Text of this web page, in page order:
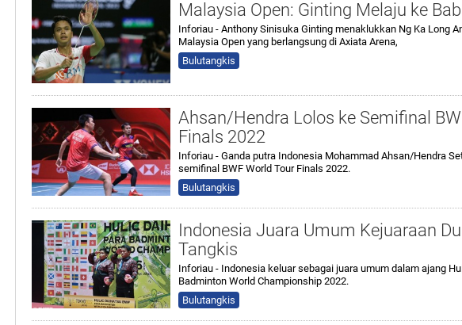
Malaysia Open: Ginting Melaju ke
Inforiau - Anthony Sinisuka Ginting menaklukkan Ng Ka Long
Malaysia Open yang berlangsung di Axiata Arena,
Bulutangkis
Ahsan/Hendra Lolos ke Semifinal
Finals 2022
Inforiau - Ganda putra Indonesia Mohammad Ahsan/Hendra
semifinal BWF World Tour Finals 2022.
Bulutangkis
Indonesia Juara Umum Kejuaraan
Tangkis
Inforiau - Indonesia keluar sebagai juara umum dalam ajang
Badminton World Championship 2022.
Bulutangkis